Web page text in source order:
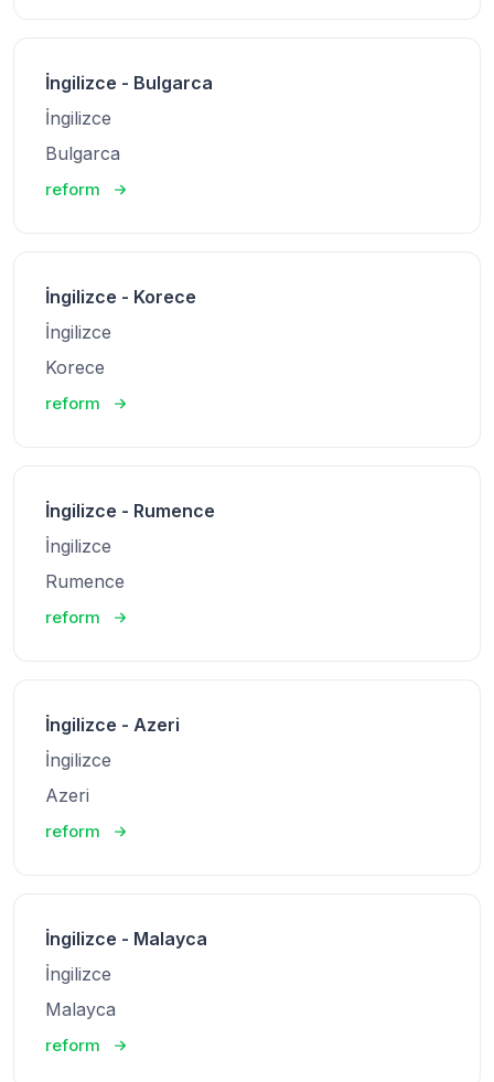
İngilizce - Bulgarca
İngilizce
Bulgarca
reform
İngilizce - Korece
İngilizce
Korece
reform
İngilizce - Rumence
İngilizce
Rumence
reform
İngilizce - Azeri
İngilizce
Azeri
reform
İngilizce - Malayca
İngilizce
Malayca
reform